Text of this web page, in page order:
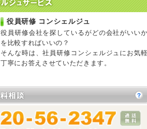
役員研修 コンシェルジュ
役員研修会社を探しているがどの会社がいい
を比較すればいいの？
そんな時は、社員研修コンシェルジュにお気
丁寧にお答えさせていただきます。